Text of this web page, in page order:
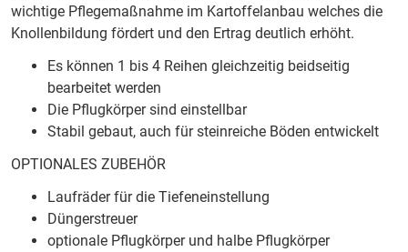
wichtige Pflegemaßnahme im Kartoffelanbau welches die
Knollenbildung fördert und den Ertrag deutlich erhöht.
Es können 1 bis 4 Reihen gleichzeitig beidseitig
bearbeitet werden
Die Pflugkörper sind einstellbar
Stabil gebaut, auch für steinreiche Böden entwickelt
OPTIONALES ZUBEHÖR
Laufräder für die Tiefeneinstellung
Düngerstreuer
optionale Pflugkörper und halbe Pflugkörper